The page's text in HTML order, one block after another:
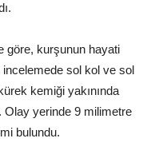
göre, kurşunun hayati
incelemede sol kol ve sol
kemiği yakınında
Olay yerinde 9 milimetre
bulundu.